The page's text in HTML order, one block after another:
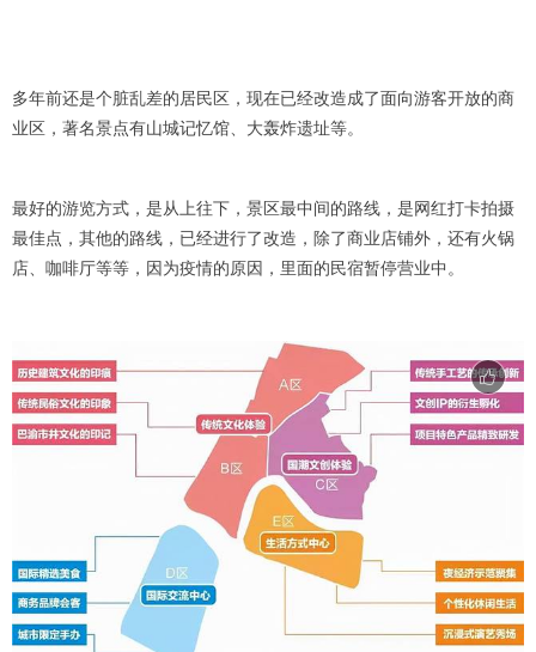
多年前还是个脏乱差的居民区，现在已经改造成了面向游客开放的商
业区，著名景点有山城记忆馆、大轰炸遗址等。
最好的游览方式，是从上往下，景区最中间的路线，是网红打卡拍摄
最佳点，其他的路线，已经进行了改造，除了商业店铺外，还有火锅
店、咖啡厅等等，因为疫情的原因，里面的民宿暂停营业中。